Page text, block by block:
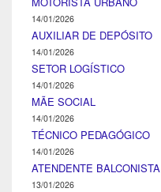
14/01/2026
AUXILIAR DE DEPÓSITO
14/01/2026
SETOR LOGÍSTICO
14/01/2026
MÃE SOCIAL
14/01/2026
TÉCNICO PEDAGÓGICO
14/01/2026
ATENDENTE BALCONISTA
13/01/2026